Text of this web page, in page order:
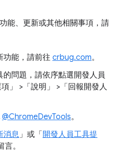
能、更新或其他相關事項，請
功能，請前往 crbug.com。
問題，請依序點選開發人員
」 >「說明」
>「回報開發人
@ChromeDevTools。
消息 」或「開發人員工具提
。